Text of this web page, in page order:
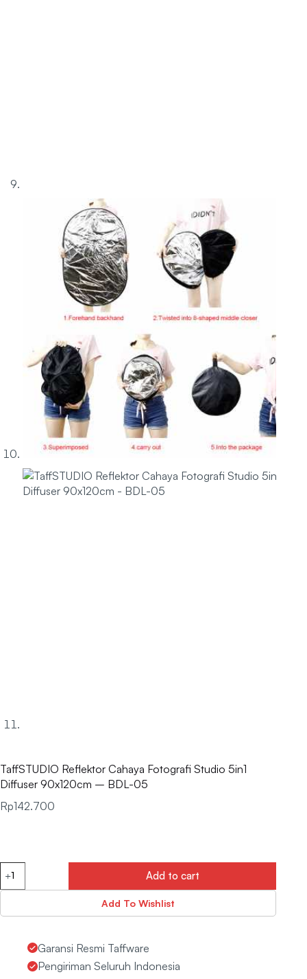
TaffSTUDIO Reflektor Cahaya Fotografi Studio 5in1
Diffuser 90x120cm – BDL-05
Rp142.700
Add to cart
Add To Wishlist
Garansi Resmi Taffware
Pengiriman Seluruh Indonesia